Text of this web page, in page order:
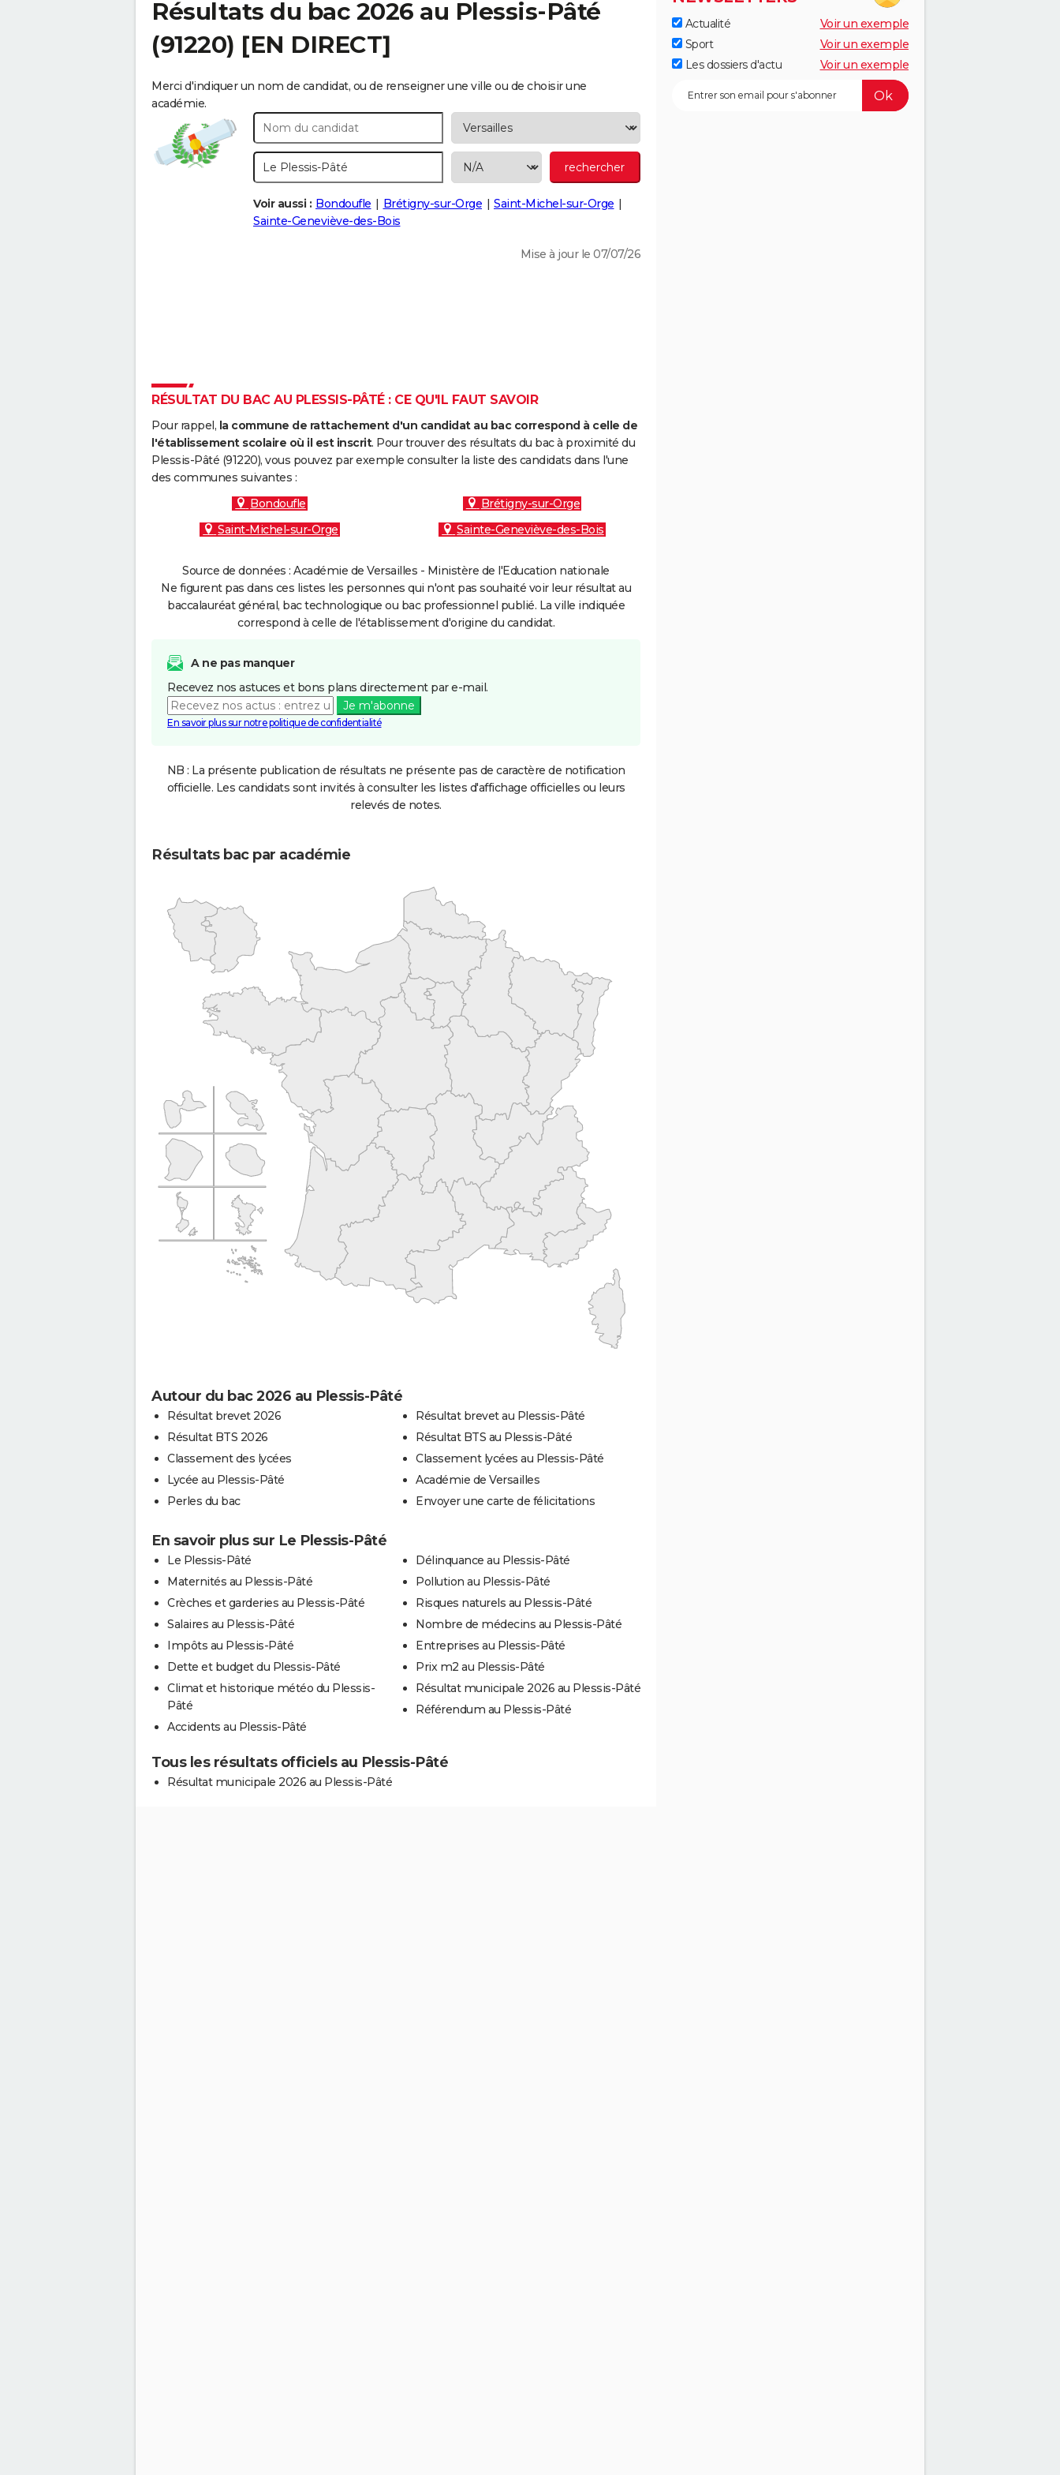
Résultats du bac 2026 au Plessis-Pâté
(91220) [EN DIRECT]
Merci d'indiquer un nom de candidat, ou de renseigner une ville ou de choisir une
académie.
Voir aussi : Bondoufle Brétigny-sur-Orge
Saint-Michel-sur-Orge
Sainte-Geneviève-des-Bois
Mise à jour le 07/07/26
RÉSULTAT DU BAC AU PLESSIS-PÂTÉ : CE QU'IL FAUT SAVOIR
Pour rappel, la commune de rattachement d'un candidat au bac correspond à celle de
l'établissement scolaire où il est inscrit. Pour trouver des résultats du bac à proximité du
Plessis-Pâté (91220), vous pouvez par exemple consulter la liste des candidats dans l'une
des communes suivantes :
Bondoufle
Brétigny-sur-Orge
Saint-Michel-sur-Orge
Sainte-Geneviève-des-Bois
Source de données : Académie de Versailles - Ministère de l'Education nationale
Ne figurent pas dans ces listes les personnes qui n'ont pas souhaité voir leur résultat au
baccalauréat général, bac technologique ou bac professionnel publié. La ville indiquée
correspond à celle de l'établissement d'origine du candidat.
A ne pas manquer
Recevez nos astuces et bons plans directement par e-mail.
Je m'abonne
En savoir plus sur notre politique de confidentialité
NB : La présente publication de résultats ne présente pas de caractère de notification
officielle. Les candidats sont invités à consulter les listes d'affichage officielles ou leurs
relevés de notes.
Résultats bac par académie
Autour du bac 2026 au Plessis-Pâté
Résultat brevet 2026
Résultat BTS 2026
Classement des lycées
Lycée au Plessis-Pâté
Perles du bac
Résultat brevet au Plessis-Pâté
Résultat BTS au Plessis-Pâté
Classement lycées au Plessis-Pâté
Académie de Versailles
Envoyer une carte de félicitations
En savoir plus sur Le Plessis-Pâté
Le Plessis-Pâté
Maternités au Plessis-Pâté
Crèches et garderies au Plessis-Pâté
Salaires au Plessis-Pâté
Impôts au Plessis-Pâté
Dette et budget du Plessis-Pâté
Climat et historique météo du Plessis-
Pâté
Accidents au Plessis-Pâté
Délinquance au Plessis-Pâté
Pollution au Plessis-Pâté
Risques naturels au Plessis-Pâté
Nombre de médecins au Plessis-Pâté
Entreprises au Plessis-Pâté
Prix m2 au Plessis-Pâté
Résultat municipale 2026 au Plessis-Pâté
Référendum au Plessis-Pâté
Tous les résultats officiels au Plessis-Pâté
Résultat municipale 2026 au Plessis-Pâté
Actualité
Voir un exemple
Sport
Voir un exemple
Les dossiers d'actu
Voir un exemple